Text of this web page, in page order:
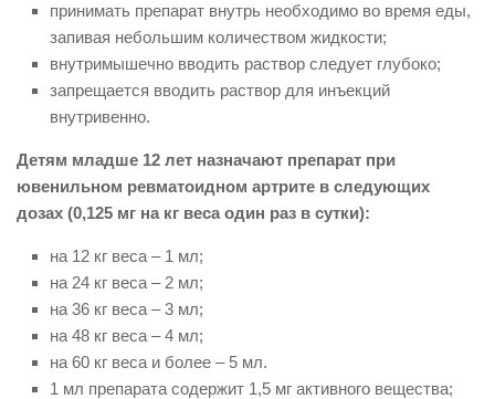
принимать препарат внутрь необходимо во время еды,
запивая небольшим количеством жидкости;
внутримышечно вводить раствор следует глубоко;
запрещается вводить раствор для инъекций
внутривенно.
Детям младше 12 лет назначают препарат при
ювенильном ревматоидном артрите в следующих
дозах (0,125 мг на кг веса один раз в сутки):
на 12 кг веса – 1 мл;
на 24 кг веса – 2 мл;
на 36 кг веса – 3 мл;
на 48 кг веса – 4 мл;
на 60 кг веса и более – 5 мл.
1 мл препарата содержит 1,5 мг активного вещества;